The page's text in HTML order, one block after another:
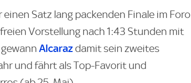
Satz lang packenden Finale im Foro
Vorstellung nach 1:43 Stunden mit
Alcarazdamit sein zweites
und fährt als Top-Favorit und